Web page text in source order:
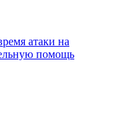
атаки на
помощь